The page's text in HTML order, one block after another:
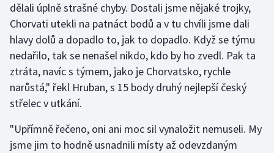
Futsal
Golf
Gymnastika
Házená
Jezdectví
dělali úplně strašné chyby. Dostali jsme nějaké trojky,
Chorvati utekli na patnáct bodů a v tu chvíli jsme dali
hlavy dolů a dopadlo to, jak to dopadlo. Když se týmu
nedařilo, tak se nenašel nikdo, kdo by ho zvedl. Pak ta
ztráta, navíc s týmem, jako je Chorvatsko, rychle
narůstá," řekl Hruban, s 15 body druhý nejlepší český
střelec v utkání.
"Upřímně řečeno, oni ani moc sil vynaložit nemuseli. My
jsme jim to hodně usnadnili místy až odevzdaným